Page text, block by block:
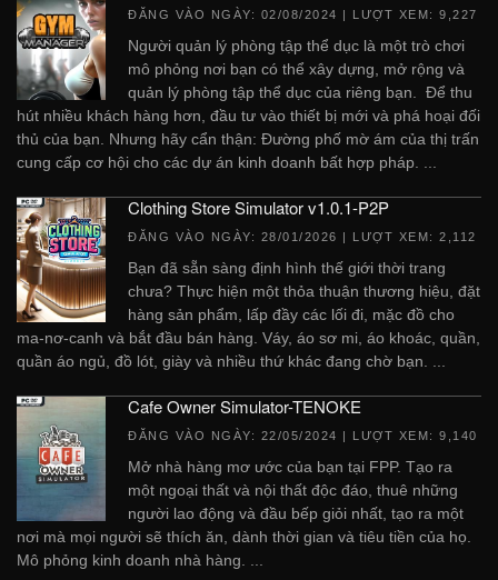
ĐĂNG VÀO NGÀY: 02/08/2024 | LƯỢT XEM: 9,227
Người quản lý phòng tập thể dục là một trò chơi
mô phỏng nơi bạn có thể xây dựng, mở rộng và
quản lý phòng tập thể dục của riêng bạn. Để thu
hút nhiều khách hàng hơn, đầu tư vào thiết bị mới và phá hoại đối
thủ của bạn. Nhưng hãy cẩn thận: Đường phố mờ ám của thị trấn
cung cấp cơ hội cho các dự án kinh doanh bất hợp pháp. ...
Clothing Store Simulator v1.0.1-P2P
ĐĂNG VÀO NGÀY: 28/01/2026 | LƯỢT XEM: 2,112
Bạn đã sẵn sàng định hình thế giới thời trang
chưa? Thực hiện một thỏa thuận thương hiệu, đặt
hàng sản phẩm, lấp đầy các lối đi, mặc đồ cho
ma-nơ-canh và bắt đầu bán hàng. Váy, áo sơ mi, áo khoác, quần,
quần áo ngủ, đồ lót, giày và nhiều thứ khác đang chờ bạn. ...
Cafe Owner Simulator-TENOKE
ĐĂNG VÀO NGÀY: 22/05/2024 | LƯỢT XEM: 9,140
Mở nhà hàng mơ ước của bạn tại FPP. Tạo ra
một ngoại thất và nội thất độc đáo, thuê những
người lao động và đầu bếp giỏi nhất, tạo ra một
nơi mà mọi người sẽ thích ăn, dành thời gian và tiêu tiền của họ.
Mô phỏng kinh doanh nhà hàng. ...